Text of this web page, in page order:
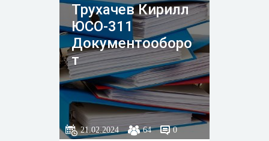
Трухачев Кирилл
ЮСО-311
Документооборо
т
21.02.2024 64 0